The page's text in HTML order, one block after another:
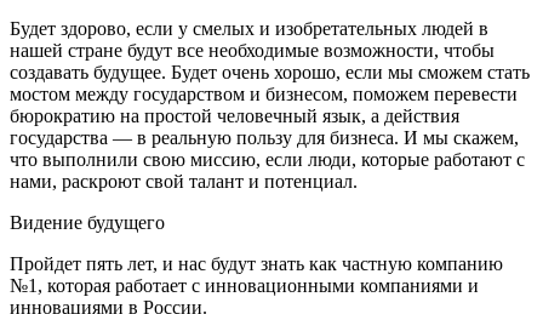
Будет здорово, если у смелых и изобретательных людей в
нашей стране будут все необходимые возможности, чтобы
создавать будущее. Будет очень хорошо, если мы сможем стать
мостом между государством и бизнесом, поможем перевести
бюрократию на простой человечный язык, а действия
государства — в реальную пользу для бизнеса. И мы скажем,
что выполнили свою миссию, если люди, которые работают с
нами, раскроют свой талант и потенциал.
Видение будущего
Пройдет пять лет, и нас будут знать как частную компанию
№1, которая работает с инновационными компаниями и
инновациями в России.